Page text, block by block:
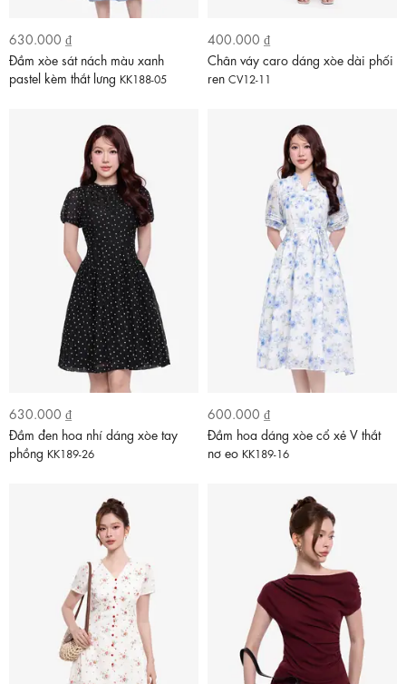
630.000 ₫
Đầm xòe sát nách màu xanh
pastel kèm thắt lưng KK188-05
400.000 ₫
Chân váy caro dáng xòe dài phối
ren CV12-11
630.000 ₫
Đầm đen hoa nhí dáng xòe tay
phồng KK189-26
600.000 ₫
Đầm hoa dáng xòe cổ xẻ V thắt
nơ eo KK189-16